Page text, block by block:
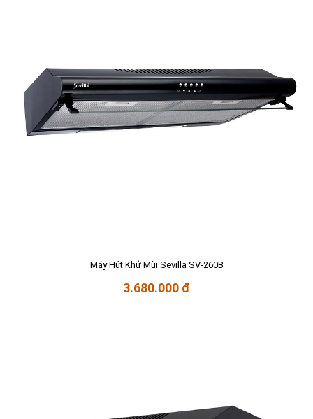
Máy Hút Khử Mùi Sevilla SV-260B
3.680.000 đ